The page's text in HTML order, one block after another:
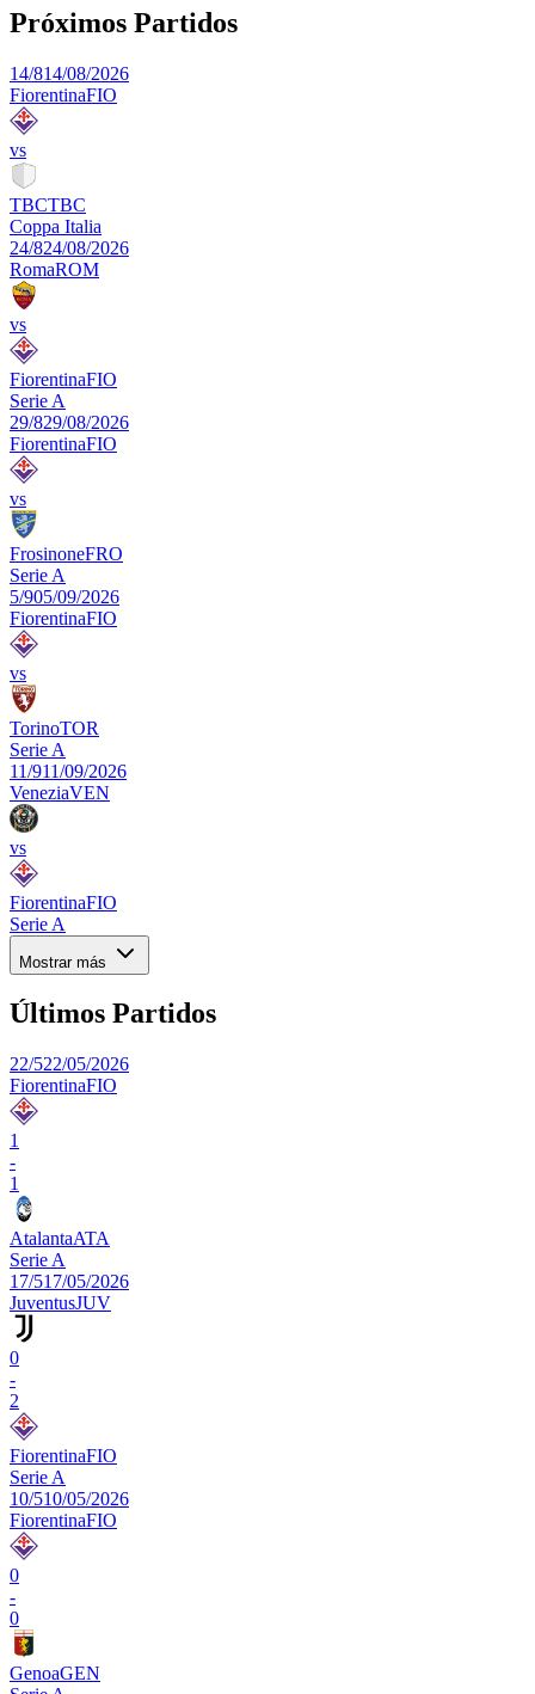
Próximos Partidos
14/814/08/2026
FiorentinaFIO
vs
TBCTBC
Coppa Italia
24/824/08/2026
RomaROM
vs
FiorentinaFIO
Serie A
29/829/08/2026
FiorentinaFIO
vs
FrosinoneFRO
Serie A
5/905/09/2026
FiorentinaFIO
vs
TorinoTOR
Serie A
11/911/09/2026
VeneziaVEN
vs
FiorentinaFIO
Serie A
Mostrar más
Últimos Partidos
22/522/05/2026
FiorentinaFIO
1
-
1
AtalantaATA
Serie A
17/517/05/2026
JuventusJUV
0
-
2
FiorentinaFIO
Serie A
10/510/05/2026
FiorentinaFIO
0
-
0
GenoaGEN